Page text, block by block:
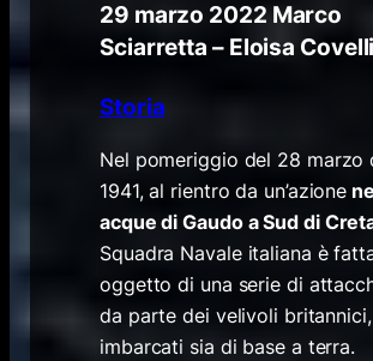
29 marzo 2022 Marco
Sciarretta – Eloisa Covelli
Storia
Nel pomeriggio del 28 marzo
1941, al rientro da un’azione
acque di Gaudo a Sud di
Squadra Navale italiana è
oggetto di una serie di
da parte dei velivoli
imbarcati sia di base a terra.